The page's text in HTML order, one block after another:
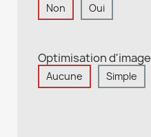
Non Oui
Optimisation d'image
Aucune Simple